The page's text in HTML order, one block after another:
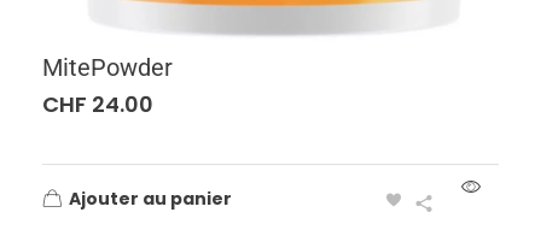
MitePowder
CHF 24.00
Ajouter au panier